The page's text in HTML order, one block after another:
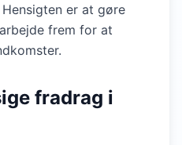
er at gøre
frem for at
fradrag i